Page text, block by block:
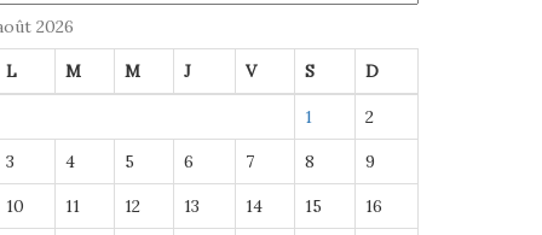
2026
L M M J V S D
1 2
3 4 5 6 7 8 9
10 11 12 13 14 15 16